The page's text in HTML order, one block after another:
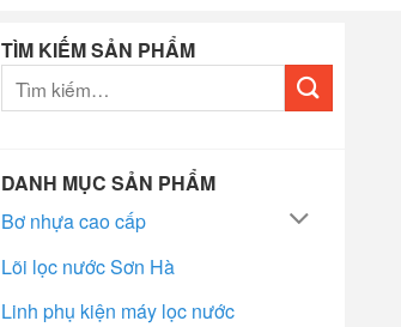
TÌM KIẾM SẢN PHẨM
kiếm:
DANH MỤC SẢN PHẨM
Bơ nhựa cao cấp
Lõi lọc nước Sơn Hà
Linh phụ kiện máy lọc nước